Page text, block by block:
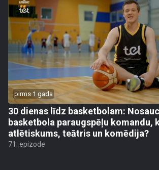
pirms 1 gada
30 dienas līdz basketbolam:
basketbola paraugspēļu komandu,
atlētiskums, teātris un komēdija?
71. epizode